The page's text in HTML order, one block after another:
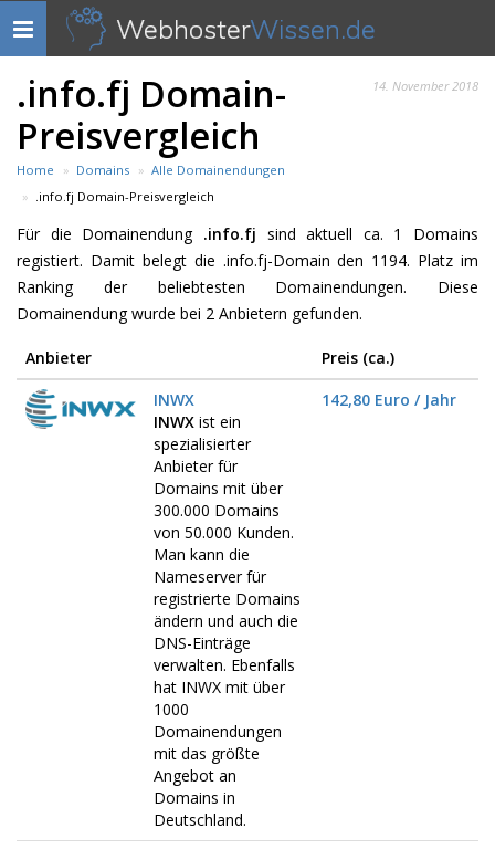
Navigation
anzeigen
WebhosterWissen.de
14. November 2018
.info.fj Domain-
Preisvergleich
Home Domains
Alle Domainendungen
.info.fj Domain-Preisvergleich
Für die Domainendung .info.fj sind aktuell ca. 1 Domains
registiert. Damit belegt die .info.fj-Domain den 1194. Platz im
Ranking der beliebtesten Domainendungen. Diese
Domainendung wurde bei 2 Anbietern gefunden.
Anbieter
Preis (ca.)
INWX
INWX ist ein
spezialisierter
Anbieter für
Domains mit über
300.000 Domains
von 50.000 Kunden.
Man kann die
Nameserver für
registrierte Domains
ändern und auch die
DNS-Einträge
verwalten. Ebenfalls
hat INWX mit über
1000
Domainendungen
mit das größte
Angebot an
Domains in
Deutschland.
142,80 Euro / Jahr